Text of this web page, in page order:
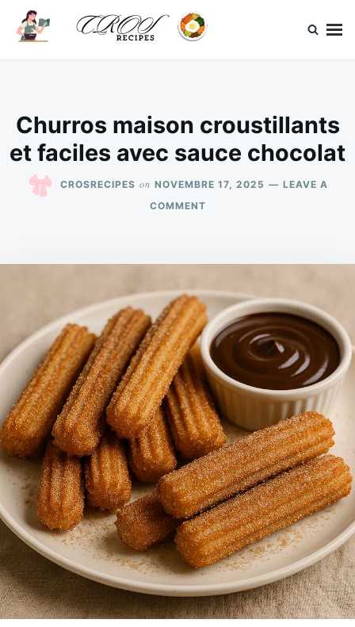
SkipSearch
for:
Churros maison croustillants
et faciles avec sauce chocolat
CROSRECIPES on NOVEMBRE 17, 2025
LEAVE A
COMMENTON
ET
AVEC
SAUCE
CHOCOLAT